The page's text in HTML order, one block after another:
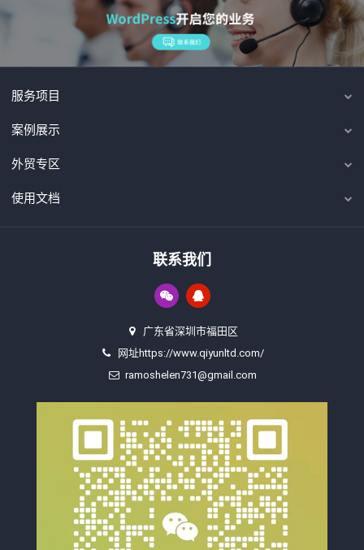
服务项目
案例展示
外贸专区
使用文档
联系我们
广东省深圳市福田区
网址https://www.qiyunltd.com/
ramoshelen731@gmail.com